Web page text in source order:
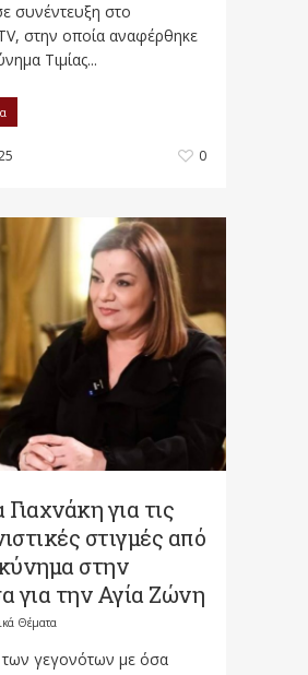
συνέντευξη στο
στην οποία αναφέρθηκε
Τιμίας...
0
για τις
στιγμές από
στην
για την Αγία Ζώνη
Θέματα
γεγονότων με όσα